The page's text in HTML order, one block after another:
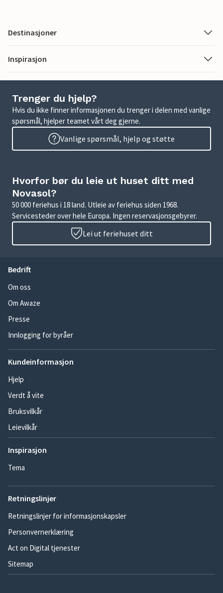
Destinasjoner
Inspirasjon
Trenger du hjelp?
Hvis du ikke finner informasjonen du trenger i delen med vanlige
spørsmål, hjelper teamet vårt deg gjerne.
Vanlige spørsmål, hjelp og støtte
Hvorfor bør du leie ut huset ditt med
Novasol?
50 000 feriehus i 18 land. Utleie av feriehus siden 1968.
Servicesteder over hele Europa. Ingen reservasjonsgebyrer.
Lei ut feriehuset ditt
Bedrift
Om oss
Om Awaze
Presse
Innlogging for byråer
Kundeinformasjon
Hjelp
Verdt å vite
Bruksvilkår
Leievilkår
Inspirasjon
Tema
Retningslinjer
Retningslinjer for informasjonskapsler
Personvernerklæring
Act on Digital tjenester
Sitemap